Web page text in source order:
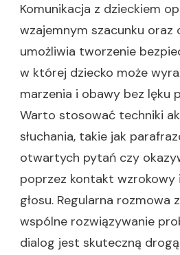
Komunikacja z dzieckiem
wzajemnym szacunku
umożliwia tworzenie
w której dziecko może
marzenia i obawy bez lęku
Warto stosować techniki
słuchania, takie jak
otwartych pytań czy
poprzez kontakt
głosu. Regularna rozmowa
wspólne rozwiązywanie
dialog jest skuteczną